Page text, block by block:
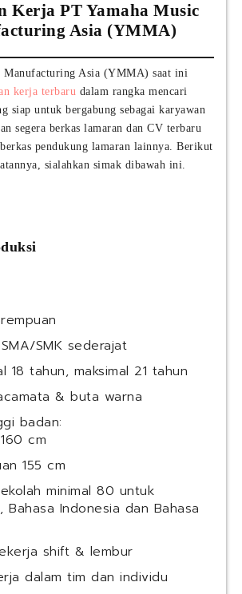
Kerja PT Yamaha Music
Asia (YMMA)
Manufacturing Asia (YMMA) saat ini
kerja terbaru dalam rangka mencari
siap untuk bergabung sebagai karyawan
segera berkas lamaran dan CV terbaru
pendukung lamaran lainnya. Berikut
sialahkan simak dibawah ini.
SMK sederajat
18 tahun, maksimal 21 tahun
& buta warna
badan:
cm
155 cm
minimal 80 untuk
Bahasa Indonesia dan Bahasa
shift & lembur
dalam tim dan individu